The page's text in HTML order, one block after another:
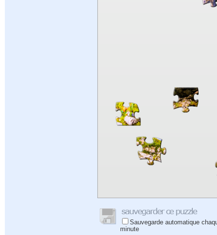
Sauvegarde automatique
minute